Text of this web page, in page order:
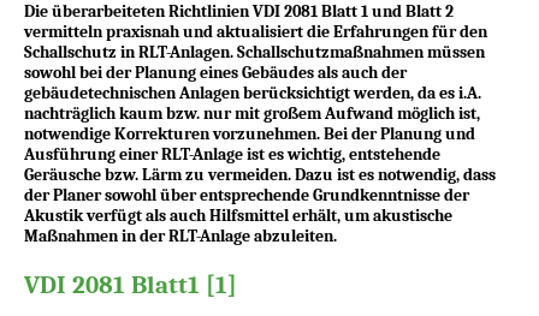
Die überarbeiteten Richtlinien VDI 2081 Blatt 1 und Blatt 2
vermitteln praxisnah und ­aktualisiert die Erfahrungen für den
Schallschutz in RLT-Anlagen. Schallschutz­maßnahmen müssen
sowohl bei der Planung eines Gebäudes als auch der
gebäudetechnischen Anlagen berücksichtigt werden, da es i.A.
nachträglich kaum bzw. nur mit großem Aufwand möglich ist,
notwendige Korrekturen vorzunehmen. Bei der Planung und
Ausführung einer RLT-Anlage ist es wichtig, entstehende
Geräusche bzw. Lärm zu vermeiden. Dazu ist es notwendig, dass
der Planer sowohl über entsprechende Grundkenntnisse der
Akustik verfügt als auch Hilfsmittel erhält, um akustische
Maßnahmen in der RLT-Anlage abzuleiten.
VDI 2081 Blatt1 [1]